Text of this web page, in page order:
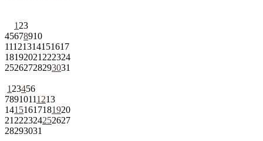
1 23
45678910
11121314151617
18192021 222324
25262728293031
1 23456
78910111213
14151617181920
21 222324252627
28293031